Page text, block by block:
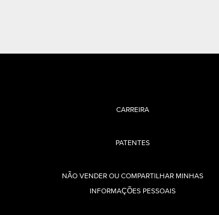
CARREIRA
PATENTES
NÃO VENDER OU COMPARTILHAR MINHAS
INFORMAÇÕES PESSOAIS